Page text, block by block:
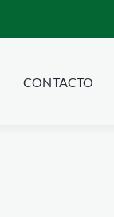
CONTACTO